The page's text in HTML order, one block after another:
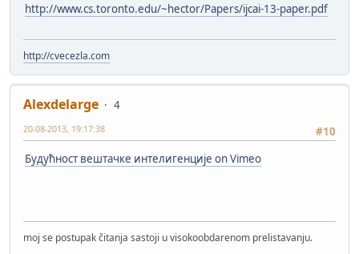
http://www.cs.toronto.edu/~hector/Papers/ijcai-13-paper.pdf
http://cvecezla.com
Alexdelarge
4
#10
20-08-2013, 19:17:38
Будућност вештачке интелигенције on Vimeo
moj se postupak čitanja sastoji u visokoobdarenom prelistavanju.